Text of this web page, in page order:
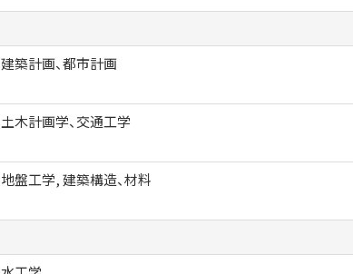
建築計画、都市計画
土木計画学、交通工学
地盤工学, 建築構造、材料